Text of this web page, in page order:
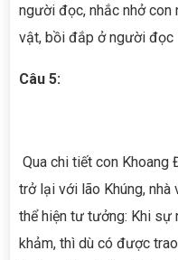
người đọc, nhắc nhở
vật, bồi đắp ở người đọc
Câu 5:
Qua chi tiết con Khoang
trở lại với lão Khúng, nhà
thể hiện tư tưởng: Khi sự
khảm, thì dù có được